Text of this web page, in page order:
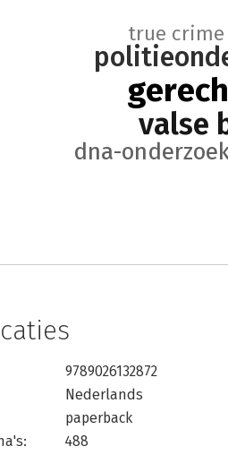
valse
dna-
true crime
9789026132872
Nederlands
paperback
488